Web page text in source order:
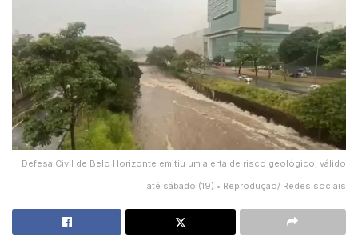
Defesa Civil de Belo Horizonte emitiu um alerta de risco geológico, válido
até sábado (19) • Reprodução/ Redes sociais